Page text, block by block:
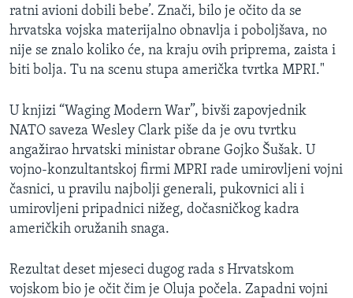
ratni avioni dobili bebe’. Znači, bilo je očito da se
hrvatska vojska materijalno obnavlja i poboljšava, no
nije se znalo koliko će, na kraju ovih priprema, zaista i
biti bolja. Tu na scenu stupa američka tvrtka MPRI."
U knjizi “Waging Modern War”, bivši zapovjednik
NATO saveza Wesley Clark piše da je ovu tvrtku
angažirao hrvatski ministar obrane Gojko Šušak. U
vojno-konzultantskoj firmi MPRI rade umirovljeni vojni
časnici, u pravilu najbolji generali, pukovnici ali i
umirovljeni pripadnici nižeg, dočasničkog kadra
američkih oružanih snaga.
Rezultat deset mjeseci dugog rada s Hrvatskom
vojskom bio je očit čim je Oluja počela. Zapadni vojni